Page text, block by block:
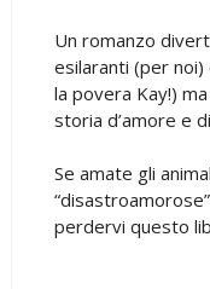
Un romanzo
esilaranti (per
la povera Kay!)
storia d’amore e
Se amate gli
perdervi questo